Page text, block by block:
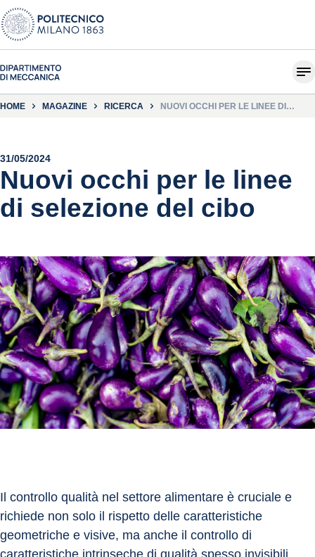
HOME MAGAZINE RICERCA
NUOVI OCCHI PER LE LINEE DI
31/05/2024
Nuovi occhi per le linee
di selezione del cibo
Il controllo qualità nel settore alimentare è cruciale e
richiede non solo il rispetto delle caratteristiche
geometriche e visive, ma anche il controllo di
caratteristiche intrinseche di qualità spesso invisibili